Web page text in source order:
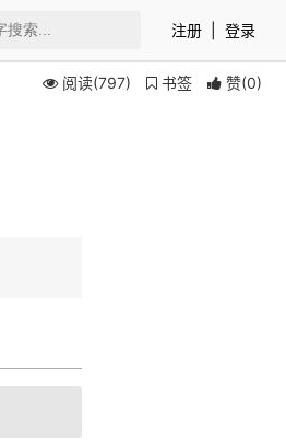
注册 登录
阅读(797) 书签 赞(0)